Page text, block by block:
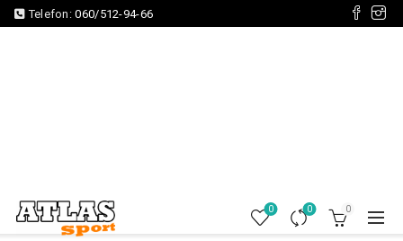
Telefon:060/512-94-66
0 0 0